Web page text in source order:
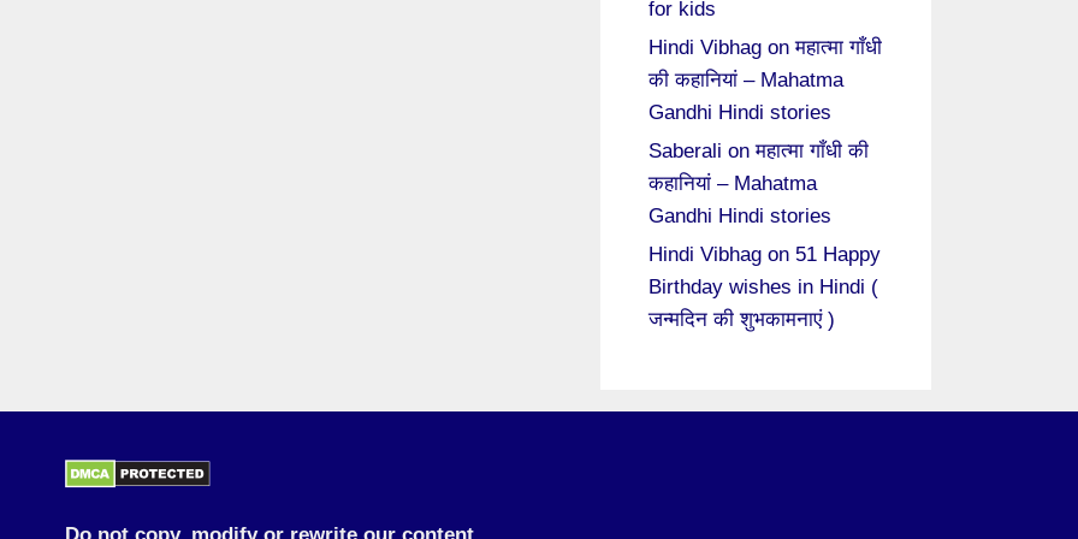
for kids
Hindi Vibhag onमहात्मा गाँधी
की कहानियां – Mahatma
Gandhi Hindi stories
Saberali onमहात्मा गाँधी की
कहानियां – Mahatma
Gandhi Hindi stories
Hindi Vibhag on 51 Happy
Birthday wishes in Hindi (
जन्मदिन की शुभकामनाएं )